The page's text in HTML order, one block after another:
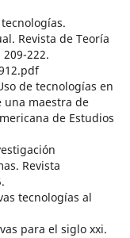
Revista de Teoría
222.
de tecnologías en
una maestra de
de Estudios
Revista
tecnologías al
para el siglo xxi.